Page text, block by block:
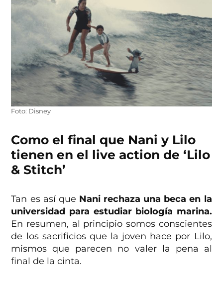
Foto: Disney
Como el final que Nani y Lilo
tienen en el live action de ‘Lilo
& Stitch’
Tan es así que Nani rechaza una beca en la
universidad para estudiar biología marina.
En resumen, al principio somos conscientes
de los sacrificios que la joven hace por Lilo,
mismos que parecen no valer la pena al
final de la cinta.